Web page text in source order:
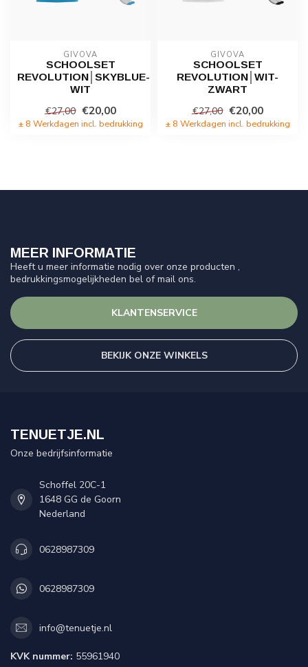
GIVOVA
SCHOOLSET
REVOLUTION│SKYBLUE-
WIT
€27,00 €20,00
± 8 Werkdagen incl. bedrukking
GIVOVA
SCHOOLSET
REVOLUTION│WIT-
ZWART
€27,00 €20,00
± 8 Werkdagen incl. bedrukking
MEER INFORMATIE
Heeft u meer informatie nodig over onze producten ,
bedrukkingsmogelijkheden bel of mail ons.
KLANTENSERVICE
BEKIJK ONZE WINKELS
TENUETJE.NL
Onze bedrijfsinformatie
Schoffel 20C-1
1648 GG de Goorn
Nederland
0628987309
0628987309
info@tenuetje.nl
KVK nummer: 55961940